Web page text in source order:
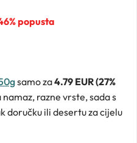
popusta
samo za4.79 EUR (27%
razne vrste, sada s
doručku ili desertu za cijelu